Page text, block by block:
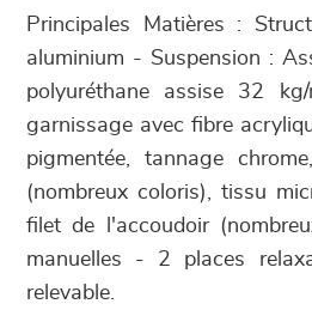
Principales Matières :
aluminium - Suspension :
polyuréthane assise 32
garnissage avec fibre
pigmentée, tannage
(nombreux coloris), tissu
filet de l'accoudoir
manuelles - 2 places
relevable.